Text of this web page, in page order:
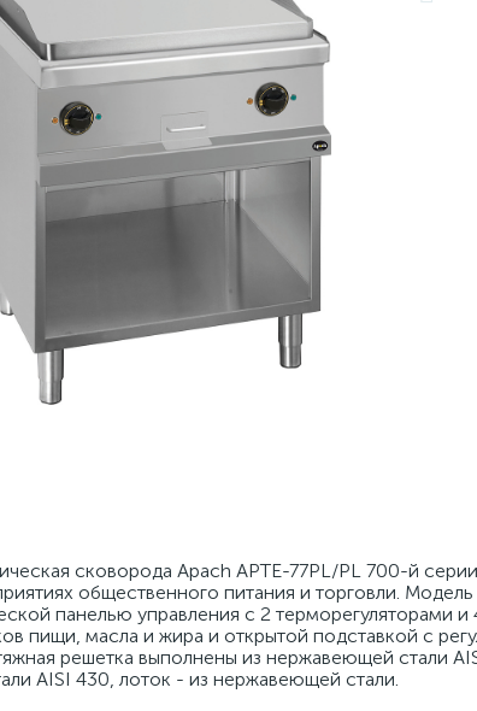
сковорода Apach APTE-77PL/PL 700-й
общественного питания и торговли.
панелью управления с 2 терморегуляторами
пищи, масла и жира и открытой подставкой с
решетка выполнены из нержавеющей стали
AISI 430, лоток - из нержавеющей стали.